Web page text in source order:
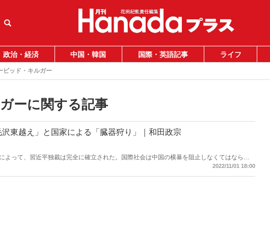
政治・経済 中国・韓国 国際・英語記事 ライフ
ビッド・キルガー
ーに関する記事
東越え」と国家による「臓器狩り」｜和田政宗
よって、習近平独裁は完全に確立された。国際社会は中国の横暴を阻止しなくてはならな
ていない問題もある。それは、中国がウイグル人や政治犯とされる人たちから移植用の臓器
2022/11/01 18:00